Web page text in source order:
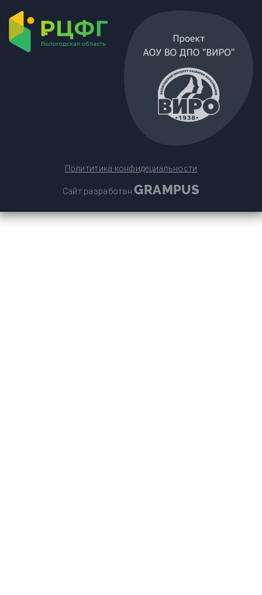
Полититика конфидециальности
Сайт разработанGRAMPUS